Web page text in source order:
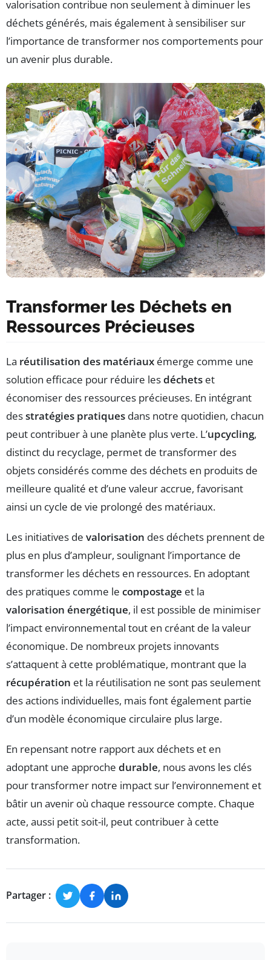
valorisation contribue non seulement à diminuer les
déchets générés, mais également à sensibiliser sur
l’importance de transformer nos comportements pour
un avenir plus durable.
Transformer les Déchets en
Ressources Précieuses
La réutilisation des matériaux émerge comme une
solution efficace pour réduire lesdéchets et
économiser des ressources précieuses. En intégrant
desstratégies pratiques dans notre quotidien, chacun
peut contribuer à une planète plus verte. L’upcycling,
distinct du recyclage, permet de transformer des
objets considérés comme des déchets en produits de
meilleure qualité et d’une valeur accrue, favorisant
ainsi un cycle de vie prolongé des matériaux.
Les initiatives de valorisation des déchets prennent de
plus en plus d’ampleur, soulignant l’importance de
transformer les déchets en ressources. En adoptant
des pratiques comme le compostage et la
valorisation énergétique, il est possible de minimiser
l’impact environnemental tout en créant de la valeur
économique. De nombreux projets innovants
s’attaquent à cette problématique, montrant que la
récupération et la réutilisation ne sont pas seulement
des actions individuelles, mais font également partie
d’un modèle économique circulaire plus large.
En repensant notre rapport aux déchets et en
adoptant une approche durable, nous avons les clés
pour transformer notre impact sur l’environnement et
bâtir un avenir où chaque ressource compte. Chaque
acte, aussi petit soit-il, peut contribuer à cette
transformation.
Partager :